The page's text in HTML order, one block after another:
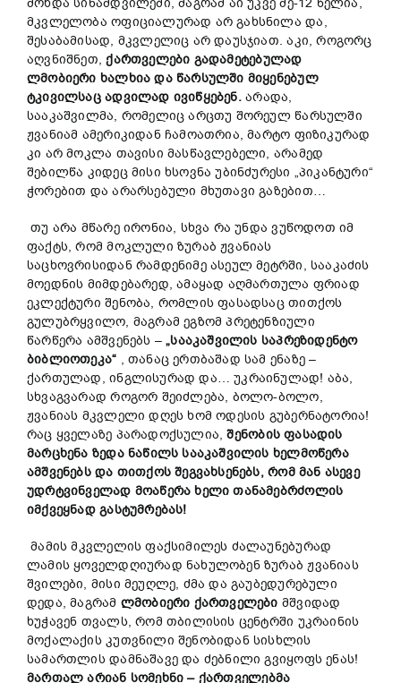
მკვლელობა ოფიციალურად არ გახსნილა და,
შესაბამისად, მკვლელიც არ დაუსჯიათ. აკი, როგორც
აღვნიშნეთ, ქართველები გადამეტებულად
ლმობიერი ხალხია და წარსულში მიყენებულ
ტკივილსაც ადვილად ივიწყებენ.არადა,
სააკაშვილმა, რომელიც არცთუ შორეულ წარსულში
ჟვანიამ ამერიკიდან ჩამოათრია, მარტო ფიზიკურად
კი არ მოკლა თავისი მასწავლებელი, არამედ
შებილწა კიდეც მისი ხსოვნა უბინძურესი „პიკანტური“
ჭორებით და არარსებული მხუთავი გაზებით…
თუ არა მწარე ირონია, სხვა რა უნდა ვუწოდოთ იმ
ფაქტს, რომ მოკლული ზურაბ ჟვანიას
საცხოვრისიდან რამდენიმე ასეულ მეტრში, სააკაძის
მოედნის მიმდებარედ, ამაყად აღმართულა ფრიად
ეკლექტური შენობა, რომლის ფასადსაც თითქოს
გულუბრყვილო, მაგრამ ეგზომ პრეტენზიული
წარწერა ამშვენებს –„სააკაშვილის საპრეზიდენტო
ბიბლიოთეკა“ , თანაც ერთბაშად სამ ენაზე –
ქართულად, ინგლისურად და… უკრაინულად! აბა,
სხვაგვარად როგორ შეიძლება, ბოლო-ბოლო,
ჟვანიას მკვლელი დღეს ხომ ოდესის გუბერნატორია!
რაც ყველაზე პარადოქსულია, შენობის ფასადის
მარცხენა ზედა ნაწილს სააკაშვილის ხელმოწერა
ამშვენებს და თითქოს შეგვახსენებს, რომ მან ასევე
უდრტვინველად მოაწერა ხელი თანამებრძოლის
იმქვეყნად გასტუმრებას!
მამის მკვლელის ფაქსიმილეს ძალაუნებურად
ლამის ყოველდღიურად ნახულობენ ზურაბ ჟვანიას
შვილები, მისი მეუღლე, ძმა და გაუბედურებული
დედა, მაგრამ ლმობიერი ქართველები მშვიდად
ხუჭავენ თვალს, რომ თბილისის ცენტრში უკრაინის
მოქალაქის კუთვნილი შენობიდან სისხლის
სამართლის დამნაშავე და ძებნილი გვიყოფს ენას!
მართალ არიან სომეხნი– ქართველებმა